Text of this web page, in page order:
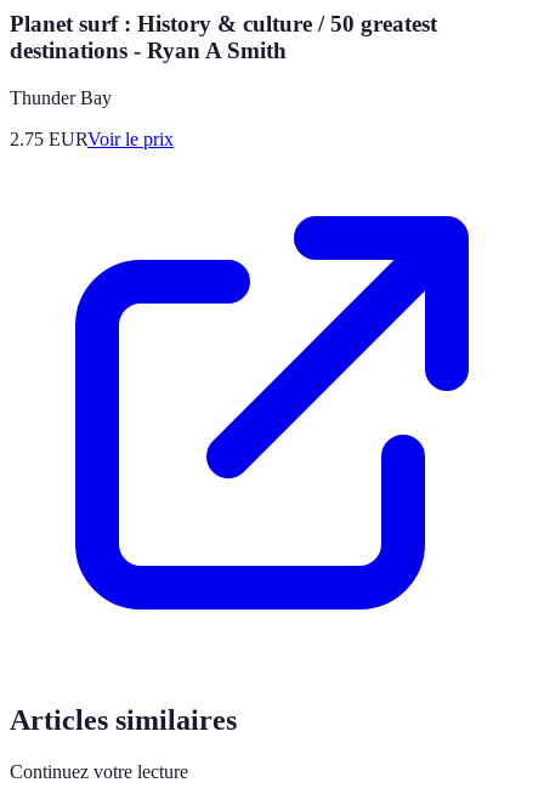
Planet surf : History & culture / 50 greatest
destinations - Ryan A Smith
Thunder Bay
2.75 EURVoir le prix
Articles similaires
Continuez votre lecture